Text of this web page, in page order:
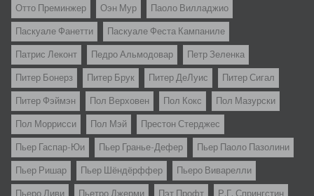
Отто Преминжер Оэн Мур Паоло Вилладжио
Паскуале Фанетти Паскуале Феста Кампаниле
Патрис Леконт Педро Альмодовар Петр Зеленка
Питер Бонерз Питер Брук Питер ДеЛуис Питер Сигал
Питер Фэймэн Пол Верховен Пол Кокс Пол Мазурски
Пол Моррисси Пол Мэй Престон Стерджес
Пьер Гаспар-Юи Пьер Гранье-Дефер Пьер Паоло Пазолини
Пьер Ришар Пьер Шёндёрффер Пьеро Виварелли
Пьеро Ливи Пьетро Джерми Пэт Профт Р.Г. Спрингстин